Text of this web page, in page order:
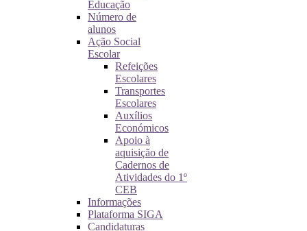
Educação
Número de
alunos
Ação Social
Escolar
Refeições
Escolares
Transportes
Escolares
Auxílios
Económicos
Apoio à
aquisição de
Cadernos de
Atividades do 1º
CEB
Informações
Plataforma SIGA
Candidaturas